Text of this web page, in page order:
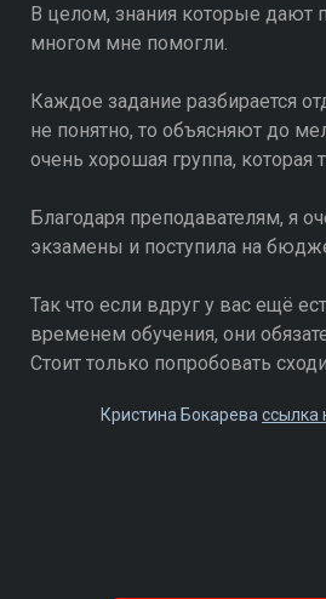
В целом, знания которые дают
многом мне помогли.
Каждое задание разбирается
не понятно, то объясняют до
очень хорошая группа, которая
Благодаря преподавателям, я
экзамены и поступила на
Так что если вдруг у вас ещё
временем обучения, они
Стоит только попробовать
Кристина Бокарева ссылка